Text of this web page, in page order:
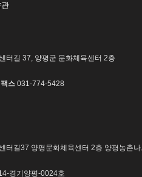
터길 37, 양평군 문화체육센터 2층
팩스 031-774-5428
터길37 양평문화체육센터 2층 양평농촌
경기양평-0024호